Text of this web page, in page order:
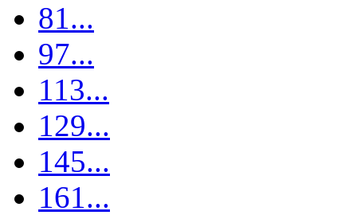
81...
97...
113...
129...
145...
161...